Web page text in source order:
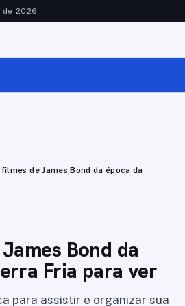
de 2026
filmes de James Bond da época da
Bond da
Fria para ver
para assistir e organizar sua